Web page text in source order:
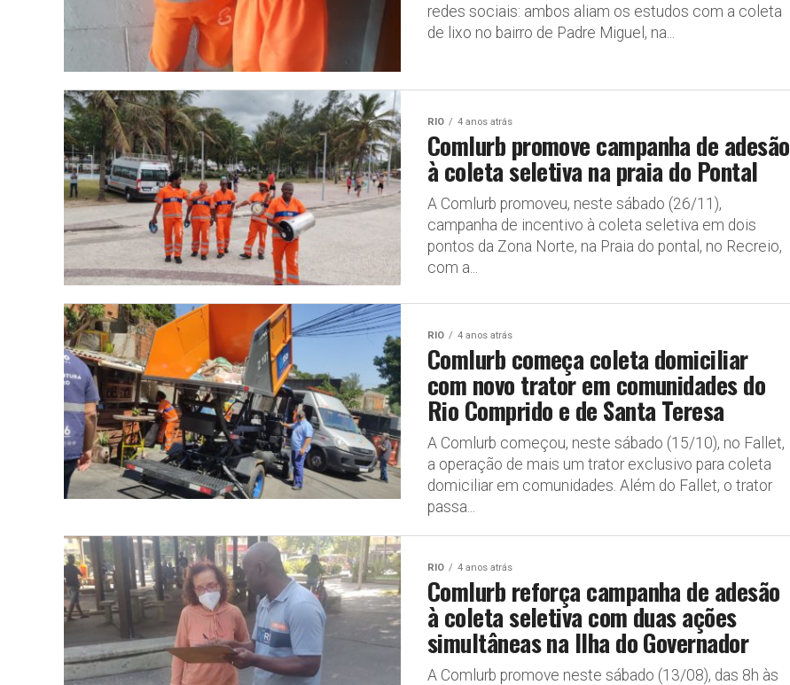
redes sociais: ambos aliam os estudos com a coleta
de lixo no bairro de Padre Miguel, na...
RIO 4 anos atrás
Comlurb promove campanha de adesão
à coleta seletiva na praia do Pontal
A Comlurb promoveu, neste sábado (26/11),
campanha de incentivo à coleta seletiva em dois
pontos da Zona Norte, na Praia do pontal, no Recreio,
com a...
RIO 4 anos atrás
Comlurb começa coleta domiciliar
com novo trator em comunidades do
Rio Comprido e de Santa Teresa
A Comlurb começou, neste sábado (15/10), no Fallet,
a operação de mais um trator exclusivo para coleta
domiciliar em comunidades. Além do Fallet, o trator
passa...
RIO 4 anos atrás
Comlurb reforça campanha de adesão
à coleta seletiva com duas ações
simultâneas na Ilha do Governador
A Comlurb promove neste sábado (13/08), das 8h às